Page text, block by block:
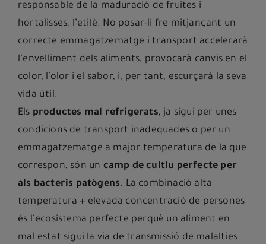
responsable de la maduració de fruites i
hortalisses, l’etilè. No posar-li fre mitjançant un
correcte emmagatzematge i transport accelerarà
l’envelliment dels aliments, provocarà canvis en el
color, l’olor i el sabor, i, per tant, escurçarà la seva
vida útil.
Els productes mal refrigerats, ja sigui per unes
condicions de transport inadequades o per un
emmagatzematge a major temperatura de la que
correspon, són un camp de cultiu perfecte per
als bacteris patògens. La combinació alta
temperatura + elevada concentració de persones
és l’ecosistema perfecte perquè un aliment en
mal estat sigui la via de transmissió de malalties.